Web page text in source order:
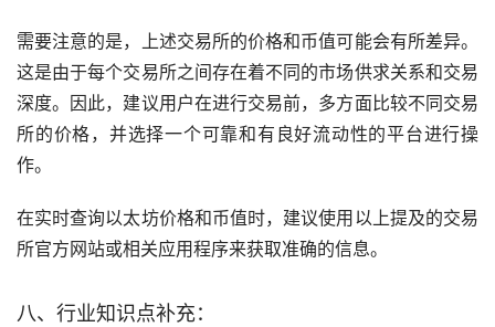
需要注意的是，上述交易所的价格和币值可能会有所差异。
这是由于每个交易所之间存在着不同的市场供求关系和交易
深度。因此，建议用户在进行交易前，多方面比较不同交易
所的价格，并选择一个可靠和有良好流动性的平台进行操
作。
在实时查询以太坊价格和币值时，建议使用以上提及的交易
所官方网站或相关应用程序来获取准确的信息。
八、行业知识点补充：